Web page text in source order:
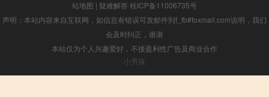
站地图 | 疑难解答 桂ICP备11006735号
声明：本站内容来自互联网，如信息有错误可发邮件到f_fb#foxmail.com说明，我们
会及时纠正，谢谢
本站仅为个人兴趣爱好，不接盈利性广告及商业合作
小男孩